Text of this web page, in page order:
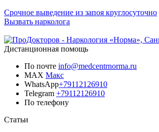
Срочное выведение из запоя круглосуточно
Вызвать нарколога
Дистанционная помощь
По почте info@medcentrnorma.ru
MAX Макс
WhatsApp+79112126910
Telegram +79112126910
По телефону
Статьи